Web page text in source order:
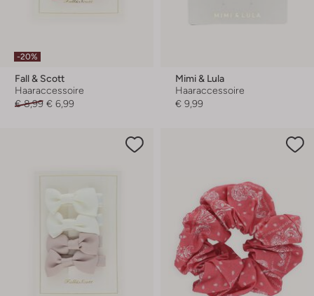
-20%
Fall & Scott
Haaraccessoire
€ 8,99 € 6,99
Mimi & Lula
Haaraccessoire
€ 9,99